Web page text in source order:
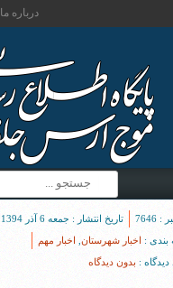
درباره ما
تاریخ انتشار : جمعه 6 آذر 1394 - 12:52
بندی : اخبار شهرستان اخبار مهم
دیدگاه : بدون دیدگاه